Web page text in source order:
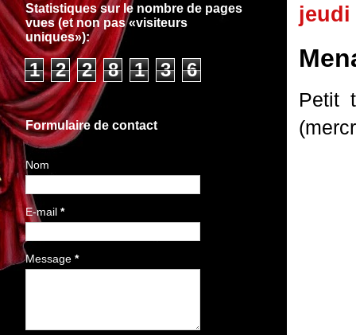
jeudi
Petit
Statistiques sur le nombre de pages
vues (et non pas «visiteurs
uniques»):
1 2 2 8 1 3 6
Formulaire de contact
Nom
E-mail *
Message *